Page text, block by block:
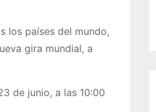
los países del mundo,
gira mundial, a
de junio, a las 10:00